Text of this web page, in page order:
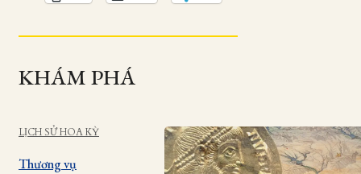
KHÁM PHÁ
LỊCH SỬ HOA KỲ
Thương vụ